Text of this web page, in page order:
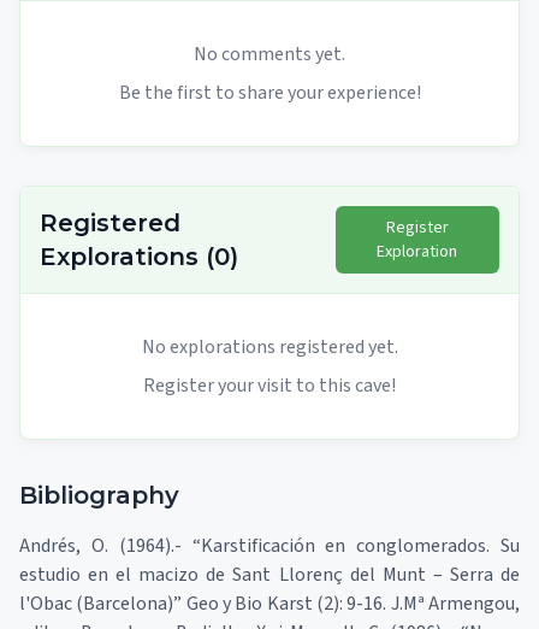
No comments yet.
Be the first to share your experience!
Registered
Explorations (0)
Register
Exploration
No explorations registered yet.
Register your visit to this cave!
Bibliography
Andrés, O. (1964).- “Karstificación en conglomerados. Su
estudio en el macizo de Sant Llorenç del Munt – Serra de
l'Obac (Barcelona)” Geo y Bio Karst (2): 9-16. J.Mª Armengou,